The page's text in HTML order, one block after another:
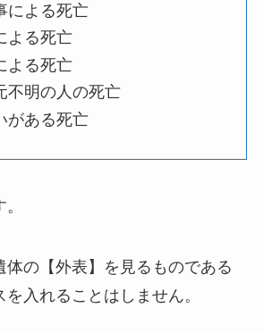
による死亡
よる死亡
よる死亡
不明の人の死亡
がある死亡
体の【外表】を見るものである
入れることはしません。